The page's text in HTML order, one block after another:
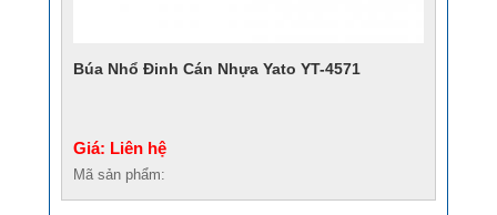
Búa Nhổ Đinh Cán Nhựa Yato YT-4571
Giá: Liên hệ
Mã sản phẩm: